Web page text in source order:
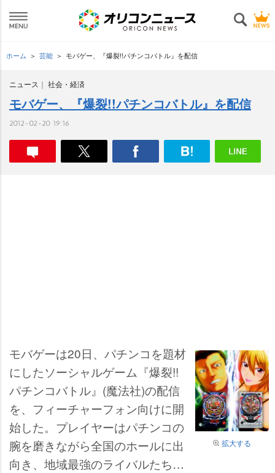
ホーム 芸能 モバゲー、『爆裂!!パチンコバトル』を配信
ニュース 社会・経済
モバゲー、『爆裂!!パチンコバトル』を配信
2012-02-20 19:16
拡大する
モバゲーは20日、パチンコを題材
にしたソーシャルゲーム『爆裂!!
パチンコバトル』(魔法社)の配信
を、フィーチャーフォン向けに開
始した。プレイヤーはパチンコの
腕を磨きながら全国のホールに出
向き、地域最強のライバルたちと